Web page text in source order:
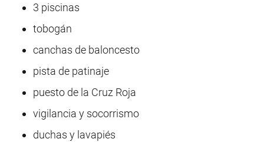
3 piscinas
tobogán
canchas de baloncesto
pista de patinaje
puesto de la Cruz Roja
vigilancia y socorrismo
duchas y lavapiés